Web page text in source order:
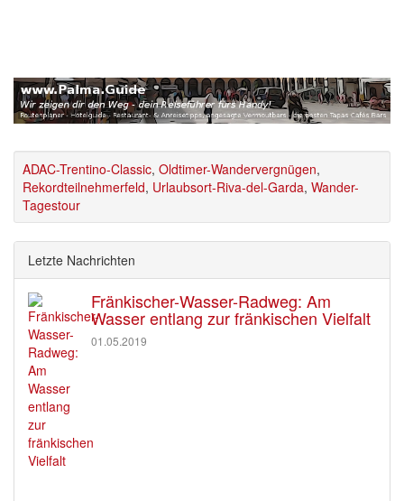
ADAC-Trentino-Classic, Oldtimer-Wandervergnügen,
Rekordteilnehmerfeld, Urlaubsort-Riva-del-Garda, Wander-
Tagestour
Letzte Nachrichten
Fränkischer-Wasser-Radweg: Am
Wasser entlang zur fränkischen Vielfalt
01.05.2019